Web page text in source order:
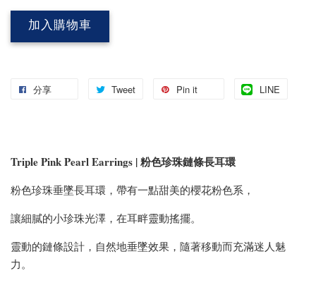
加入購物車
分享 Tweet Pin it LINE
Triple Pink Pearl Earrings | 粉色珍珠鏈條長耳環
粉色珍珠垂墜長耳環，帶有一點甜美的櫻花粉色系，
讓細膩的小珍珠光澤，在耳畔靈動搖擺。
靈動的鏈條設計，自然地垂墜效果，隨著移動而充滿迷人魅
力。